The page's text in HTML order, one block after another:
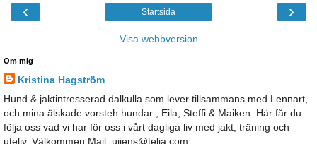
‹ ›
Startsida
Visa webbversion
Om mig
Kristina Hagström
Hund & jaktintresserad dalkulla som lever tillsammans med Lennart,
och mina älskade vorsteh hundar , Eila, Steffi & Maiken. Här får du
följa oss vad vi har för oss i vårt dagliga liv med jakt, träning och
uteliv. Välkommen Mail: ujjens@telia.com